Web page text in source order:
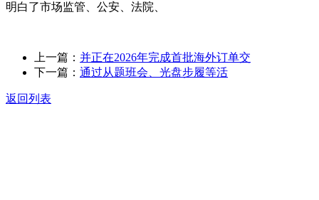
明白了市场监管、公安、法院、
上一篇： 并正在2026年完成首批海外订单交
下一篇： 通过从题班会、光盘步履等活
返回列表